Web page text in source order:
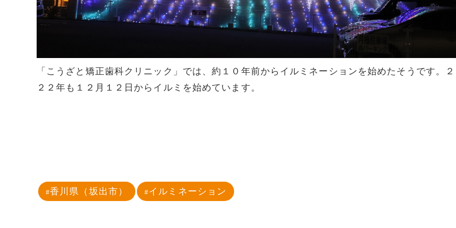
「こうざと矯正歯科クリニック」では、約１０年前からイルミネーションを始めたそうです。
２２年も１２月１２日からイルミを始めています。
香川県（坂出市） イルミネーション